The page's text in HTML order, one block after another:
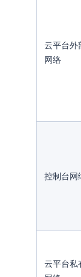
云平台外
网络
控制台网
云平台私